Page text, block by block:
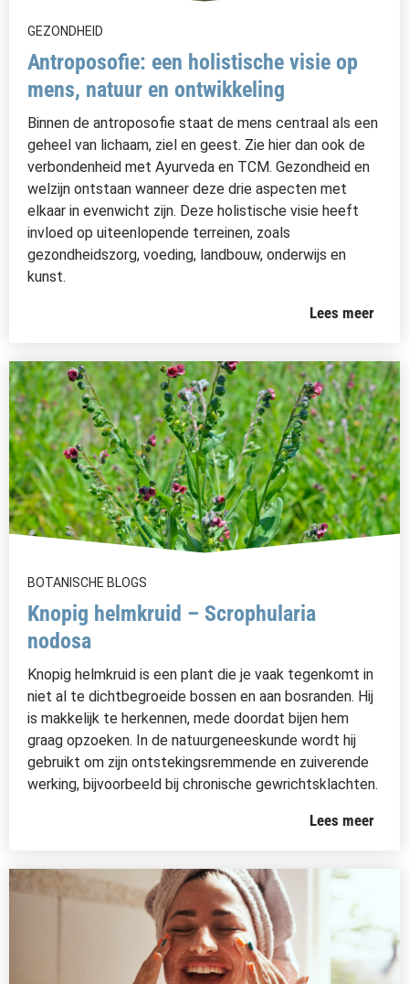
GEZONDHEID
Antroposofie: een holistische visie op
mens, natuur en ontwikkeling
Binnen de antroposofie staat de mens centraal als een
geheel van lichaam, ziel en geest. Zie hier dan ook de
verbondenheid met Ayurveda en TCM. Gezondheid en
welzijn ontstaan wanneer deze drie aspecten met
elkaar in evenwicht zijn. Deze holistische visie heeft
invloed op uiteenlopende terreinen, zoals
gezondheidszorg, voeding, landbouw, onderwijs en
kunst.
Lees meer
BOTANISCHE BLOGS
Knopig helmkruid – Scrophularia
nodosa
Knopig helmkruid is een plant die je vaak tegenkomt in
niet al te dichtbegroeide bossen en aan bosranden. Hij
is makkelijk te herkennen, mede doordat bijen hem
graag opzoeken. In de natuurgeneeskunde wordt hij
gebruikt om zijn ontstekingsremmende en zuiverende
werking, bijvoorbeeld bij chronische gewrichtsklachten.
Lees meer